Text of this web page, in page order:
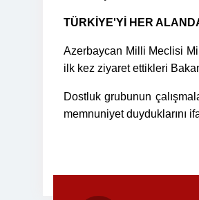
TÜRKİYE'Yİ HER
Azerbaycan Milli Meclisi
ilk kez ziyaret ettikleri
Dostluk grubunun
memnuniyet duyduklarını